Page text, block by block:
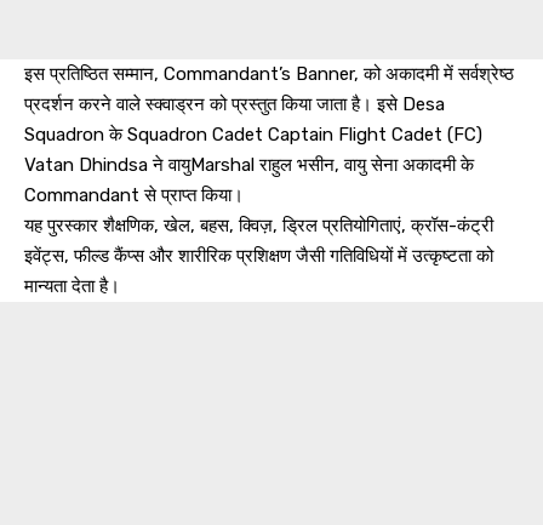
इस प्रतिष्ठित सम्मान, Commandant’s Banner, को अकादमी में सर्वश्रेष्ठ
प्रदर्शन करने वाले स्क्वाड्रन को प्रस्तुत किया जाता है। इसे Desa
Squadron के Squadron Cadet Captain Flight Cadet (FC)
Vatan Dhindsa ने वायुMarshal राहुल भसीन, वायु सेना अकादमी के
Commandant से प्राप्त किया।
यह पुरस्कार शैक्षणिक, खेल, बहस, क्विज़, ड्रिल प्रतियोगिताएं, क्रॉस-कंट्री
इवेंट्स, फील्ड कैंप्स और शारीरिक प्रशिक्षण जैसी गतिविधियों में उत्कृष्टता को
मान्यता देता है।